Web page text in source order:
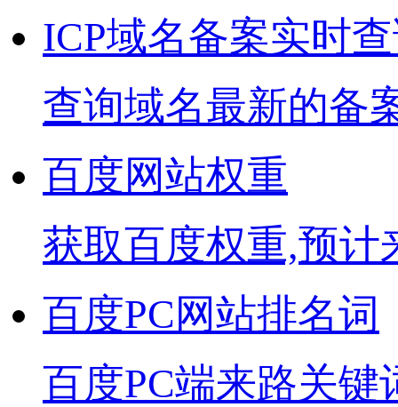
ICP域名备案实时
查询域名最新的备
百度网站权重
获取百度权重,预计
百度PC网站排名词
百度PC端来路关键